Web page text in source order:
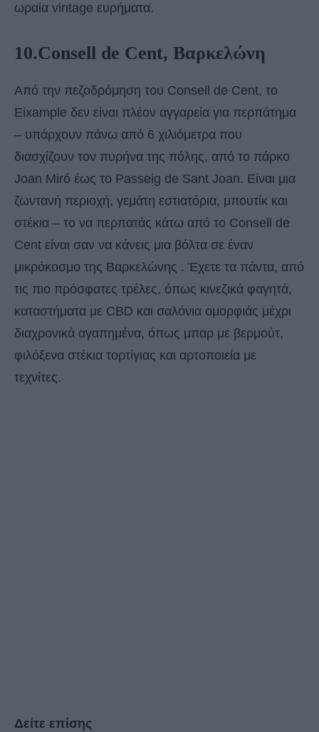
ωραία vintage ευρήματα.
10.Consell de Cent, Βαρκελώνη
Από την πεζοδρόμηση του Consell de Cent, το
Eixample δεν είναι πλέον αγγαρεία για περπάτημα
– υπάρχουν πάνω από 6 χιλιόμετρα που
διασχίζουν τον πυρήνα της πόλης, από το πάρκο
Joan Miró έως το Passeig de Sant Joan. Είναι μια
ζωντανή περιοχή, γεμάτη εστιατόρια, μπουτίκ και
στέκια – το να περπατάς κάτω από το Consell de
Cent είναι σαν να κάνεις μια βόλτα σε έναν
μικρόκοσμο της Βαρκελώνης . Έχετε τα πάντα, από
τις πιο πρόσφατες τρέλες, όπως κινεζικά φαγητά,
καταστήματα με CBD και σαλόνια ομορφιάς μέχρι
διαχρονικά αγαπημένα, όπως μπαρ με βερμούτ,
φιλόξενα στέκια τορτίγιας και αρτοποιεία με
τεχνίτες.
Δείτε επίσης